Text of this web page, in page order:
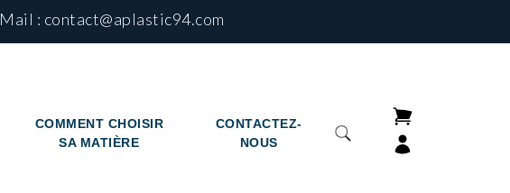
Mail : contact@aplastic94.com
COMMENT CHOISIR
SA MATIÈRE
CONTACTEZ-
NOUS